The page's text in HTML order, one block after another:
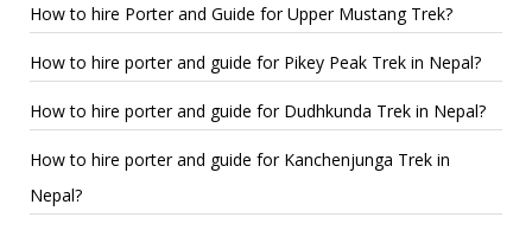
How to hire Porter and Guide for Upper Mustang Trek?
How to hire porter and guide for Pikey Peak Trek in Nepal?
How to hire porter and guide for Dudhkunda Trek in Nepal?
How to hire porter and guide for Kanchenjunga Trek in
Nepal?